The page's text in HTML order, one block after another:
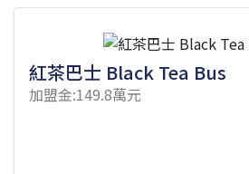
紅茶巴士 Black Tea Bus
加盟金:149.8萬元